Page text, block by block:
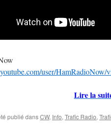
user/HamRadioNow/
Lire la
publié dansCW, Info, Trafic Radio,